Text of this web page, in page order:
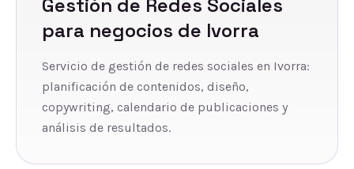
Gestión de Redes Sociales
para negocios de Ivorra
Servicio de gestión de redes sociales en Ivorra:
planificación de contenidos, diseño,
copywriting, calendario de publicaciones y
análisis de resultados.